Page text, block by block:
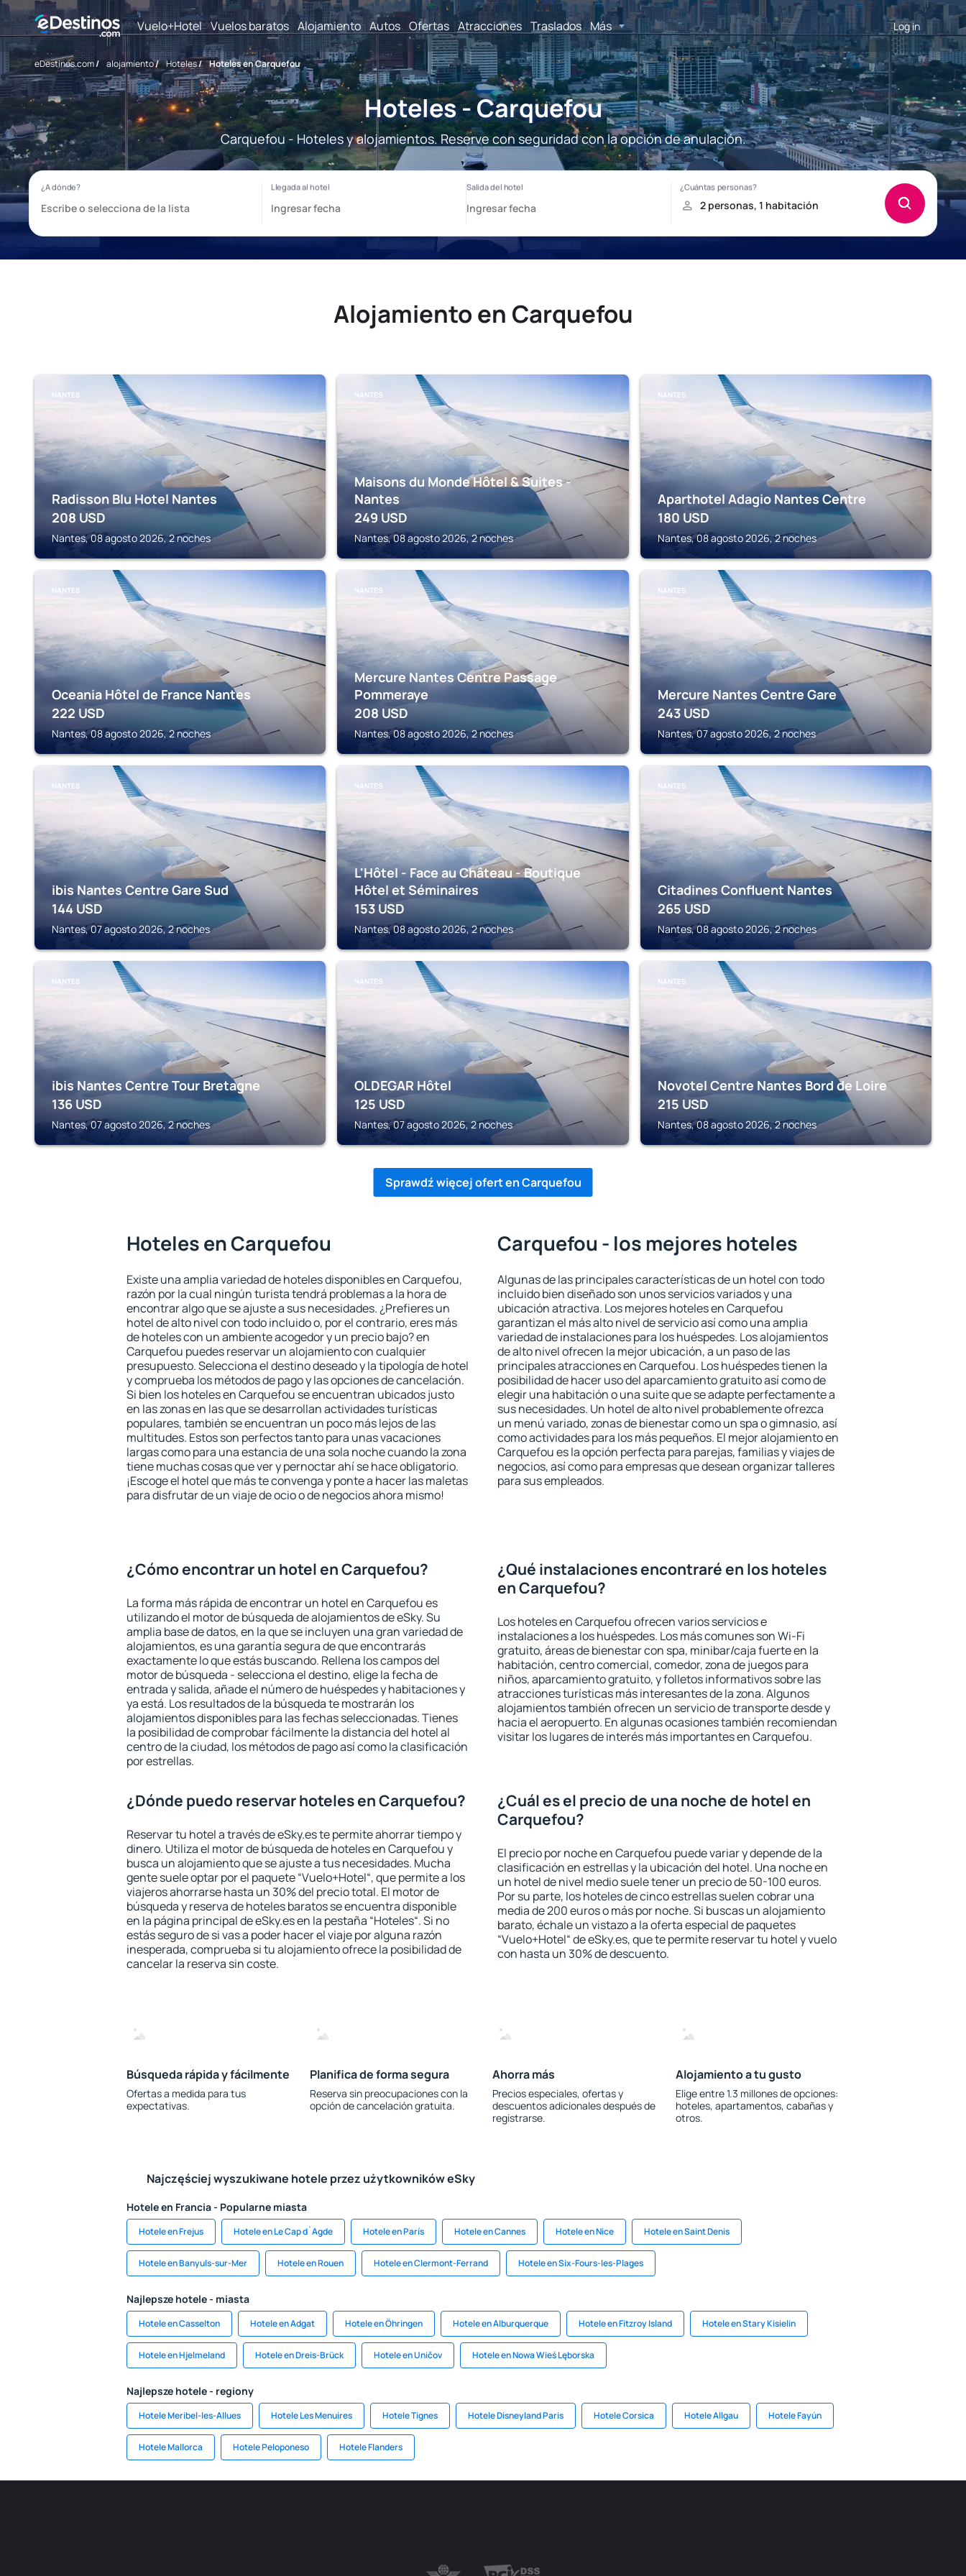
Vuelo+Hotel Vuelos baratos Alojamiento Autos Ofertas Atracciones Traslados Más Log in
eDestinos.com/ alojamiento/ Hoteles/ Hoteles en Carquefou
Hoteles - Carquefou
Carquefou - Hoteles y alojamientos. Reserve con seguridad con la opción de anulación.
Alojamiento en Carquefou
NANTES
Radisson Blu Hotel Nantes
208 USD
Nantes, 08 agosto 2026, 2 noches
NANTES
Maisons du Monde Hôtel & Suites -
Nantes
249 USD
Nantes, 08 agosto 2026, 2 noches
NANTES
Aparthotel Adagio Nantes Centre
180 USD
Nantes, 08 agosto 2026, 2 noches
NANTES
Oceania Hôtel de France Nantes
222 USD
Nantes, 08 agosto 2026, 2 noches
NANTES
Mercure Nantes Centre Passage
Pommeraye
208 USD
Nantes, 08 agosto 2026, 2 noches
NANTES
Mercure Nantes Centre Gare
243 USD
Nantes, 07 agosto 2026, 2 noches
NANTES
ibis Nantes Centre Gare Sud
144 USD
Nantes, 07 agosto 2026, 2 noches
NANTES
L'Hôtel - Face au Château - Boutique
Hôtel et Séminaires
153 USD
Nantes, 08 agosto 2026, 2 noches
NANTES
Citadines Confluent Nantes
265 USD
Nantes, 08 agosto 2026, 2 noches
NANTES
ibis Nantes Centre Tour Bretagne
136 USD
Nantes, 07 agosto 2026, 2 noches
NANTES
OLDEGAR Hôtel
125 USD
Nantes, 07 agosto 2026, 2 noches
NANTES
Novotel Centre Nantes Bord de Loire
215 USD
Nantes, 08 agosto 2026, 2 noches
Sprawdź więcej ofert en Carquefou
Hoteles en Carquefou
Existe una amplia variedad de hoteles disponibles en Carquefou,
razón por la cual ningún turista tendrá problemas a la hora de
encontrar algo que se ajuste a sus necesidades. ¿Prefieres un
hotel de alto nivel con todo incluido o, por el contrario, eres más
de hoteles con un ambiente acogedor y un precio bajo? en
Carquefou puedes reservar un alojamiento con cualquier
presupuesto. Selecciona el destino deseado y la tipología de hotel
y comprueba los métodos de pago y las opciones de cancelación.
Si bien los hoteles en Carquefou se encuentran ubicados justo
en las zonas en las que se desarrollan actividades turísticas
populares, también se encuentran un poco más lejos de las
multitudes. Estos son perfectos tanto para unas vacaciones
largas como para una estancia de una sola noche cuando la zona
tiene muchas cosas que ver y pernoctar ahí se hace obligatorio.
¡Escoge el hotel que más te convenga y ponte a hacer las maletas
para disfrutar de un viaje de ocio o de negocios ahora mismo!
Carquefou - los mejores hoteles
Algunas de las principales características de un hotel con todo
incluido bien diseñado son unos servicios variados y una
ubicación atractiva. Los mejores hoteles en Carquefou
garantizan el más alto nivel de servicio así como una amplia
variedad de instalaciones para los huéspedes. Los alojamientos
de alto nivel ofrecen la mejor ubicación, a un paso de las
principales atracciones en Carquefou. Los huéspedes tienen la
posibilidad de hacer uso del aparcamiento gratuito así como de
elegir una habitación o una suite que se adapte perfectamente a
sus necesidades. Un hotel de alto nivel probablemente ofrezca
un menú variado, zonas de bienestar como un spa o gimnasio, así
como actividades para los más pequeños. El mejor alojamiento en
Carquefou es la opción perfecta para parejas, familias y viajes de
negocios, así como para empresas que desean organizar talleres
para sus empleados.
¿Cómo encontrar un hotel en Carquefou?
La forma más rápida de encontrar un hotel en Carquefou es
utilizando el motor de búsqueda de alojamientos de eSky. Su
amplia base de datos, en la que se incluyen una gran variedad de
alojamientos, es una garantía segura de que encontrarás
exactamente lo que estás buscando. Rellena los campos del
motor de búsqueda - selecciona el destino, elige la fecha de
entrada y salida, añade el número de huéspedes y habitaciones y
ya está. Los resultados de la búsqueda te mostrarán los
alojamientos disponibles para las fechas seleccionadas. Tienes
la posibilidad de comprobar fácilmente la distancia del hotel al
centro de la ciudad, los métodos de pago así como la clasificación
por estrellas.
¿Qué instalaciones encontraré en los hoteles
en Carquefou?
Los hoteles en Carquefou ofrecen varios servicios e
instalaciones a los huéspedes. Los más comunes son Wi-Fi
gratuito, áreas de bienestar con spa, minibar/caja fuerte en la
habitación, centro comercial, comedor, zona de juegos para
niños, aparcamiento gratuito, y folletos informativos sobre las
atracciones turísticas más interesantes de la zona. Algunos
alojamientos también ofrecen un servicio de transporte desde y
hacia el aeropuerto. En algunas ocasiones también recomiendan
visitar los lugares de interés más importantes en Carquefou.
¿Dónde puedo reservar hoteles en Carquefou?
Reservar tu hotel a través de eSky.es te permite ahorrar tiempo y
dinero. Utiliza el motor de búsqueda de hoteles en Carquefou y
busca un alojamiento que se ajuste a tus necesidades. Mucha
gente suele optar por el paquete “Vuelo+Hotel“, que permite a los
viajeros ahorrarse hasta un 30% del precio total. El motor de
búsqueda y reserva de hoteles baratos se encuentra disponible
en la página principal de eSky.es en la pestaña “Hoteles“. Si no
estás seguro de si vas a poder hacer el viaje por alguna razón
inesperada, comprueba si tu alojamiento ofrece la posibilidad de
cancelar la reserva sin coste.
¿Cuál es el precio de una noche de hotel en
Carquefou?
El precio por noche en Carquefou puede variar y depende de la
clasificación en estrellas y la ubicación del hotel. Una noche en
un hotel de nivel medio suele tener un precio de 50-100 euros.
Por su parte, los hoteles de cinco estrellas suelen cobrar una
media de 200 euros o más por noche. Si buscas un alojamiento
barato, échale un vistazo a la oferta especial de paquetes
“Vuelo+Hotel“ de eSky.es, que te permite reservar tu hotel y vuelo
con hasta un 30% de descuento.
Búsqueda rápida y fácilmente
Ofertas a medida para tus
expectativas.
Planifica de forma segura
Reserva sin preocupaciones con la
opción de cancelación gratuita.
Ahorra más
Precios especiales, ofertas y
descuentos adicionales después de
registrarse.
Alojamiento a tu gusto
Elige entre 1.3 millones de opciones:
hoteles, apartamentos, cabañas y
otros.
Najczęściej wyszukiwane hotele przez użytkowników eSky
Hotele en Francia - Popularne miasta
Hotele en Frejus Hotele en Le Cap d`Agde Hotele en París Hotele en Cannes Hotele en Nice Hotele en Saint Denis
Hotele en Banyuls-sur-Mer Hotele en Rouen Hotele en Clermont-Ferrand Hotele en Six-Fours-les-Plages
Najlepsze hotele - miasta
Hotele en Casselton Hotele en Adgat Hotele en Öhringen Hotele en Alburquerque Hotele en Fitzroy Island Hotele en Stary Kisielin
Hotele en Hjelmeland Hotele en Dreis-Brück Hotele en Uničov Hotele en Nowa Wieś Lęborska
Najlepsze hotele - regiony
Hotele Meribel-les-Allues Hotele Les Menuires Hotele Tignes Hotele Disneyland Paris Hotele Corsica Hotele Allgau Hotele Fayún
Hotele Mallorca Hotele Peloponeso Hotele Flanders